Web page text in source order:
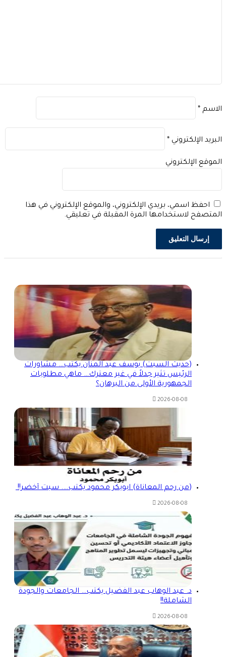
*
الإلكتروني*
الإلكتروني
احفظ اسمي، بريدي الإلكتروني، والموقع الإلكتروني في هذا
لاستخدامها المرة المقبلة في تعليقي.
(حديث السبت) يوسف عبد المنان يكتب… مشاورات
الرئيس تثير جدلاً في غير معترك… ماهي مطلوبات
الجمهورية الأولى من البرهان؟
2026-08-08
(من رحم المعاناة) ابوبكر محمود يكتب…. سبت أخضر!!
2026-08-08
د. عبد الوهاب عبد الفضيل يكتب… الجامعات والجودة
الشاملة!!
2026-08-08